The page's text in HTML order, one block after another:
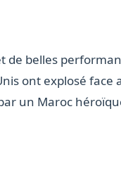
de belles
ont explosé face
un Maroc